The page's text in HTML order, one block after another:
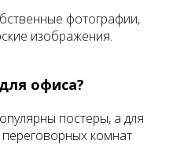
фотографии,
изображения.
офиса?
постеры, а для
комнат